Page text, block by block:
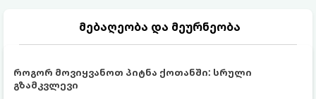
მებაღეობა და მეურნეობა
როგორ მოვიყვანოთ პიტნა ქოთანში: სრული
გზამკვლევი